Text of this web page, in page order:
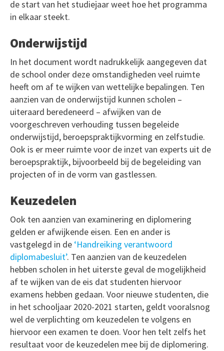
de start van het studiejaar weet hoe het programma
in elkaar steekt.
Onderwijstijd
In het document wordt nadrukkelijk aangegeven dat
de school onder deze omstandigheden veel ruimte
heeft om af te wijken van wettelijke bepalingen. Ten
aanzien van de onderwijstijd kunnen scholen –
uiteraard beredeneerd – afwijken van de
voorgeschreven verhouding tussen begeleide
onderwijstijd, beroepspraktijkvorming en zelfstudie.
Ook is er meer ruimte voor de inzet van experts uit de
beroepspraktijk, bijvoorbeeld bij de begeleiding van
projecten of in de vorm van gastlessen.
Keuzedelen
Ook ten aanzien van examinering en diplomering
gelden er afwijkende eisen. Een en ander is
vastgelegd in de ‘Handreiking verantwoord
diplomabesluit’. Ten aanzien van de keuzedelen
hebben scholen in het uiterste geval de mogelijkheid
af te wijken van de eis dat studenten hiervoor
examens hebben gedaan. Voor nieuwe studenten, die
in het schooljaar 2020-2021 starten, geldt vooralsnog
wel de verplichting om keuzedelen te volgens en
hiervoor een examen te doen. Voor hen telt zelfs het
resultaat voor de keuzedelen mee bij de diplomering.